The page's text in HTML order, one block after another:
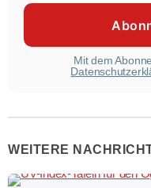
Mit dem
WEITERE